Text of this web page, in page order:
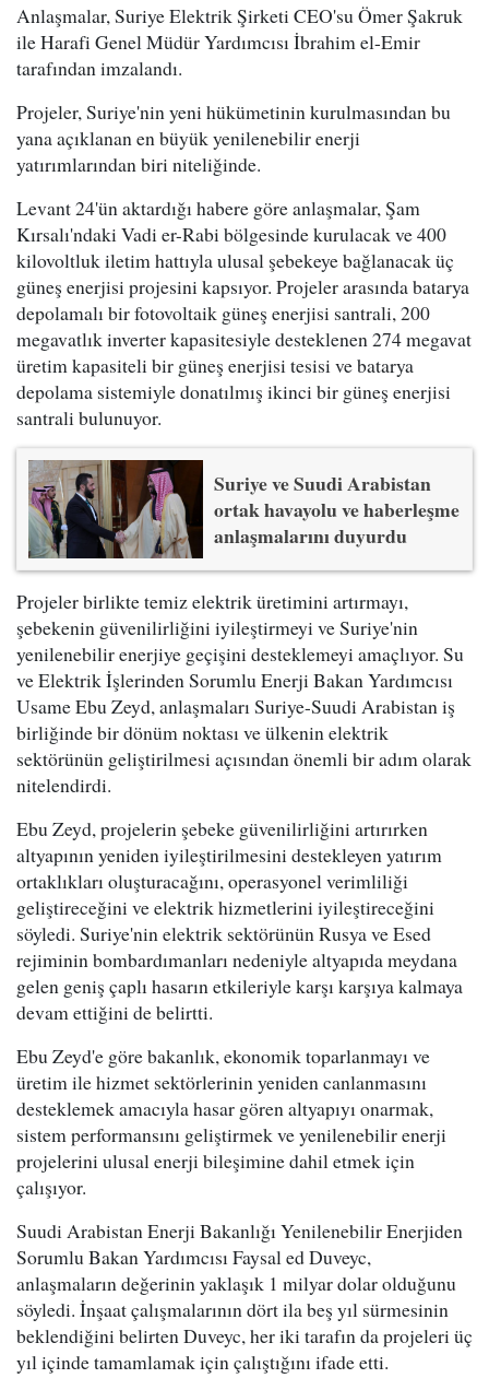
Anlaşmalar, Suriye Elektrik Şirketi CEO'su Ömer Şakruk
ile Harafi Genel Müdür Yardımcısı İbrahim el-Emir
tarafından imzalandı.
Projeler, Suriye'nin yeni hükümetinin kurulmasından bu
yana açıklanan en büyük yenilenebilir enerji
yatırımlarından biri niteliğinde.
Levant 24'ün aktardığı habere göre anlaşmalar, Şam
Kırsalı'ndaki Vadi er-Rabi bölgesinde kurulacak ve 400
kilovoltluk iletim hattıyla ulusal şebekeye bağlanacak üç
güneş enerjisi projesini kapsıyor. Projeler arasında batarya
depolamalı bir fotovoltaik güneş enerjisi santrali, 200
megavatlık inverter kapasitesiyle desteklenen 274 megavat
üretim kapasiteli bir güneş enerjisi tesisi ve batarya
depolama sistemiyle donatılmış ikinci bir güneş enerjisi
santrali bulunuyor.
Suriye ve Suudi Arabistan
ortak havayolu ve haberleşme
anlaşmalarını duyurdu
Projeler birlikte temiz elektrik üretimini artırmayı,
şebekenin güvenilirliğini iyileştirmeyi ve Suriye'nin
yenilenebilir enerjiye geçişini desteklemeyi amaçlıyor. Su
ve Elektrik İşlerinden Sorumlu Enerji Bakan Yardımcısı
Usame Ebu Zeyd, anlaşmaları Suriye-Suudi Arabistan iş
birliğinde bir dönüm noktası ve ülkenin elektrik
sektörünün geliştirilmesi açısından önemli bir adım olarak
nitelendirdi.
Ebu Zeyd, projelerin şebeke güvenilirliğini artırırken
altyapının yeniden iyileştirilmesini destekleyen yatırım
ortaklıkları oluşturacağını, operasyonel verimliliği
geliştireceğini ve elektrik hizmetlerini iyileştireceğini
söyledi. Suriye'nin elektrik sektörünün Rusya ve Esed
rejiminin bombardımanları nedeniyle altyapıda meydana
gelen geniş çaplı hasarın etkileriyle karşı karşıya kalmaya
devam ettiğini de belirtti.
Ebu Zeyd'e göre bakanlık, ekonomik toparlanmayı ve
üretim ile hizmet sektörlerinin yeniden canlanmasını
desteklemek amacıyla hasar gören altyapıyı onarmak,
sistem performansını geliştirmek ve yenilenebilir enerji
projelerini ulusal enerji bileşimine dahil etmek için
çalışıyor.
Suudi Arabistan Enerji Bakanlığı Yenilenebilir Enerjiden
Sorumlu Bakan Yardımcısı Faysal ed Duveyc,
anlaşmaların değerinin yaklaşık 1 milyar dolar olduğunu
söyledi. İnşaat çalışmalarının dört ila beş yıl sürmesinin
beklendiğini belirten Duveyc, her iki tarafın da projeleri üç
yıl içinde tamamlamak için çalıştığını ifade etti.